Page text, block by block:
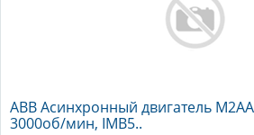
ABB Асинхронный двигатель
3000об/мин, IMB5..